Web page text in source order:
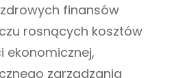
finansów
rosnących kosztów
ekonomicznej,
zarządzania